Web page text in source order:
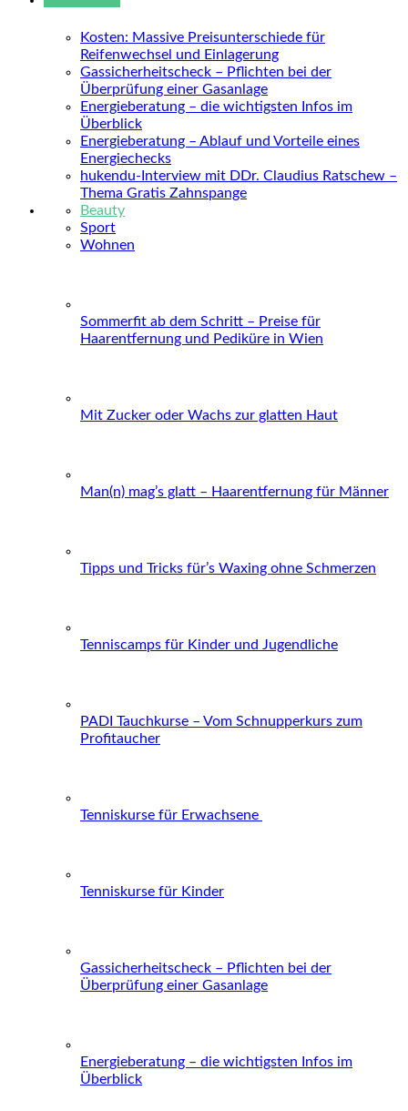
Kosten: Massive Preisunterschiede für
Reifenwechsel und Einlagerung
Gassicherheitscheck – Pflichten bei der
Überprüfung einer Gasanlage
Energieberatung – die wichtigsten Infos im
Überblick
Energieberatung – Ablauf und Vorteile eines
Energiechecks
hukendu-Interview mit DDr. Claudius Ratschew –
Thema Gratis Zahnspange
Beauty
Sport
Wohnen
Sommerfit ab dem Schritt – Preise für
Haarentfernung und Pediküre in Wien
Mit Zucker oder Wachs zur glatten Haut
Man(n) mag’s glatt – Haarentfernung für Männer
Tipps und Tricks für’s Waxing ohne Schmerzen
Tenniscamps für Kinder und Jugendliche
PADI Tauchkurse – Vom Schnupperkurs zum
Profitaucher
Tenniskurse für Erwachsene
Tenniskurse für Kinder
Gassicherheitscheck – Pflichten bei der
Überprüfung einer Gasanlage
Energieberatung – die wichtigsten Infos im
Überblick